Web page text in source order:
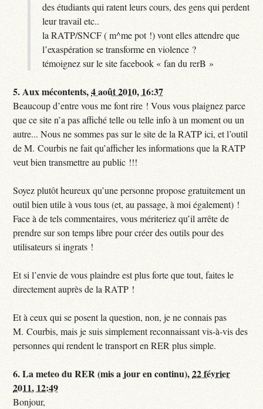
des étudiants qui ratent leurs cours, des gens qui perdent
leur travail etc..
la RATP/SNCF ( m^me pot !) vont elles attendre que
l’exaspération se transforme en violence ?
témoignez sur le site facebook « fan du rerB »
5.Aux mécontents,4 août 2010, 16:37
Beaucoup d’entre vous me font rire ! Vous vous plaignez parce
que ce site n’a pas affiché telle ou telle info à un moment ou un
autre... Nous ne sommes pas sur le site de la RATP ici, et l’outil
de M. Courbis ne fait qu’afficher les informations que la RATP
veut bien transmettre au public !!!
Soyez plutôt heureux qu’une personne propose gratuitement un
outil bien utile à vous tous (et, au passage, à moi également) !
Face à de tels commentaires, vous mériteriez qu’il arrête de
prendre sur son temps libre pour créer des outils pour des
utilisateurs si ingrats !
Et si l’envie de vous plaindre est plus forte que tout, faites le
directement auprès de la RATP !
Et à ceux qui se posent la question, non, je ne connais pas
M. Courbis, mais je suis simplement reconnaissant vis-à-vis des
personnes qui rendent le transport en RER plus simple.
6.La meteo du RER (mis a jour en continu),22 février
2011, 12:49
Bonjour,